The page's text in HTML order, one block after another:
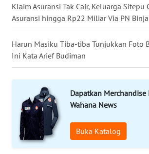
Klaim Asuransi Tak Cair, Keluarga Sitepu
Asuransi hingga Rp22 Miliar Via PN
Harun Masiku Tiba-tiba Tunjukkan Foto
Ini Kata Arief Budiman
Dapatkan
Wahana News
Buka Katalog
PURWAKARTA
WN
PRIANGAN
TIMUR
SEMARANG
WN
SOLO
WN